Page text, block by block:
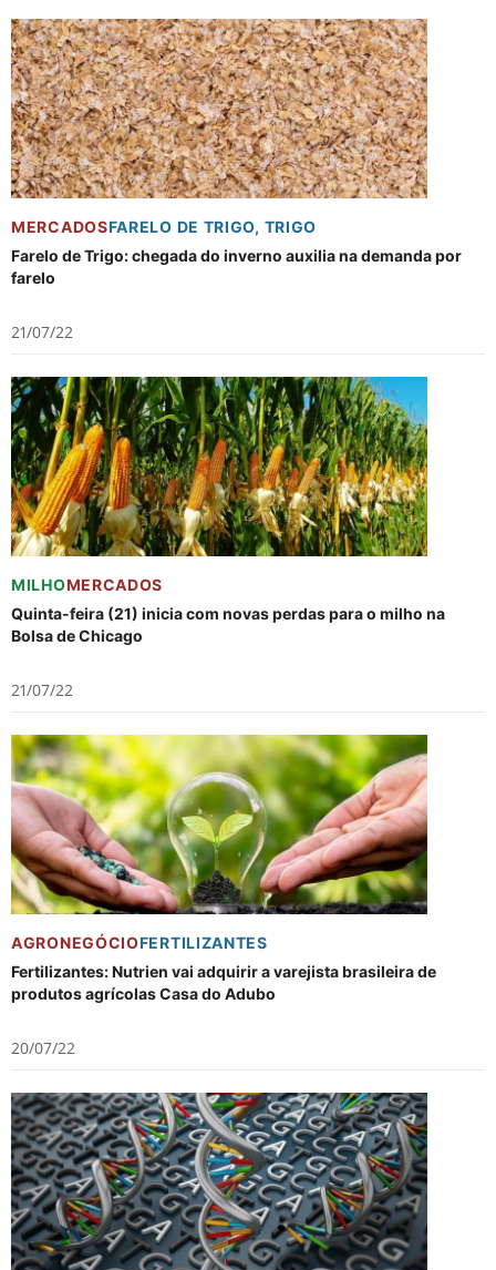
MERCADOSFARELO DE TRIGO, TRIGO
Farelo de Trigo: chegada do inverno auxilia na demanda por
farelo
21/07/22
MILHOMERCADOS
Quinta-feira (21) inicia com novas perdas para o milho na
Bolsa de Chicago
21/07/22
AGRONEGÓCIOFERTILIZANTES
Fertilizantes: Nutrien vai adquirir a varejista brasileira de
produtos agrícolas Casa do Adubo
20/07/22